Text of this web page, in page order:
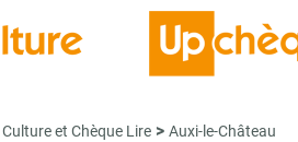
et Chèque Lire > Auxi-le-Château